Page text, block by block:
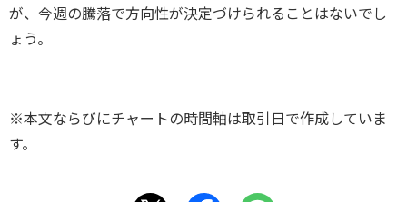
が、今週の騰落で方向性が決定づけられることはないでし
ょう。
※本文ならびにチャートの時間軸は取引日で作成していま
す。